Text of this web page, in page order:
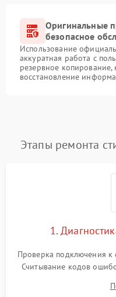
Оригинальные
безопасное
Использование
аккуратная работа с
резервное
восстановление
Этапы ремонта
1.
Проверка подключения к
Считывание кодов
выявления посторонних